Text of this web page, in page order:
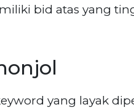
bid atas yang
yang layak